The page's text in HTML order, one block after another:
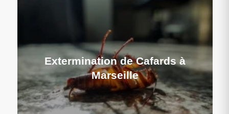
Extermination de Cafards à
Marseille